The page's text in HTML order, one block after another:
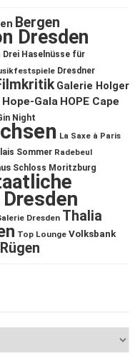
Bergen
Dresden
Drei Haselnüsse für
Dresdner
Galerie Holger
Hope-Gala HOPE Cape
Night
La Saxe à Paris
Sommer Radebeul
Schloss Moritzburg
Dresden Thalia
Top Lounge Volksbank